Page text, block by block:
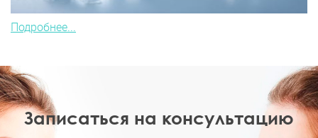
Подробнее...
Записаться на консультацию